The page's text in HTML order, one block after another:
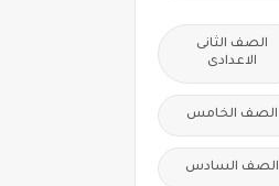
الصف الثانى
الاعدادى
الصف الخامس
الصف السادس